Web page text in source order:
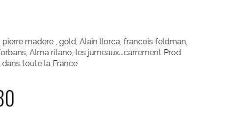
madere , gold, Alain llorca, francois feldman,
Alma ritano, les jumeaux...carrement Prod
toute la France